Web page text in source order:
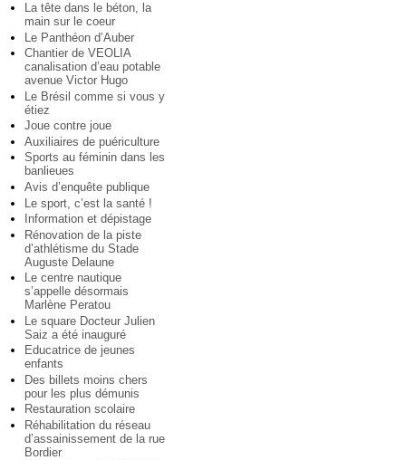
La tête dans le béton, la
main sur le coeur
Le Panthéon d’Auber
Chantier de VEOLIA
canalisation d’eau potable
avenue Victor Hugo
Le Brésil comme si vous y
étiez
Joue contre joue
Auxiliaires de puériculture
Sports au féminin dans les
banlieues
Avis d’enquête publique
Le sport, c’est la santé !
Information et dépistage
Rénovation de la piste
d’athlétisme du Stade
Auguste Delaune
Le centre nautique
s’appelle désormais
Marlène Peratou
Le square Docteur Julien
Saiz a été inauguré
Educatrice de jeunes
enfants
Des billets moins chers
pour les plus démunis
Restauration scolaire
Réhabilitation du réseau
d’assainissement de la rue
Bordier